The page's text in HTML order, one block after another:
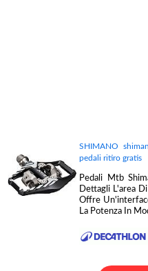
SHIMANO
pedali ritiro gratis
Pedali Mtb
Dettagli L'area
Offre
La Potenza In